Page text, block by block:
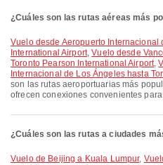
¿Cuáles son las rutas aéreas más
Vuelo desde Aeropuerto Internacional de Edmonton hasta Toronto Pearson
International Airport,Vuelo desde
Toronto Pearson International Airport,
Internacional de Los Ángeles hasta
son las rutas aeroportuarias más
ofrecen conexiones convenientes
¿Cuáles son las rutas a ciudades
Vuelo de Beijing a Kuala Lumpur,